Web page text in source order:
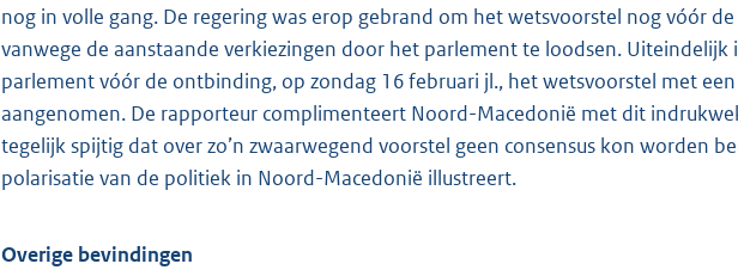
nog in volle gang. De regering was erop gebrand om het wetsvoorstel nog vóór
vanwege de aanstaande verkiezingen door het parlement te loodsen. Uiteindelijk
parlement vóór de ontbinding, op zondag 16 februari jl., het wetsvoorstel met
aangenomen. De rapporteur complimenteert Noord-Macedonië met dit
tegelijk spijtig dat over zo’n zwaarwegend voorstel geen consensus kon worden
polarisatie van de politiek in Noord-Macedonië illustreert.
Overige bevindingen